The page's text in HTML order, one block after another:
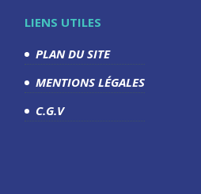
LIENS UTILES
PLAN DU SITE
MENTIONS LÉGALES
C.G.V